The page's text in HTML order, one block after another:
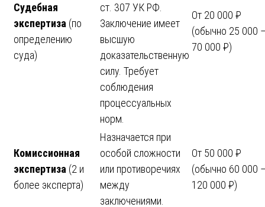
Судебная
экспертиза (по
определению
суда)
ст. 307 УК РФ.
Заключение имеет
высшую
доказательственную
силу. Требует
соблюдения
процессуальных
норм.
От 20 000 ₽
(обычно 25 000
70 000 ₽)
Комиссионная
экспертиза (2 и
более эксперта)
Назначается при
особой сложности
или противоречиях
между
заключениями.
От 50 000 ₽
(обычно 60 000
120 000 ₽)